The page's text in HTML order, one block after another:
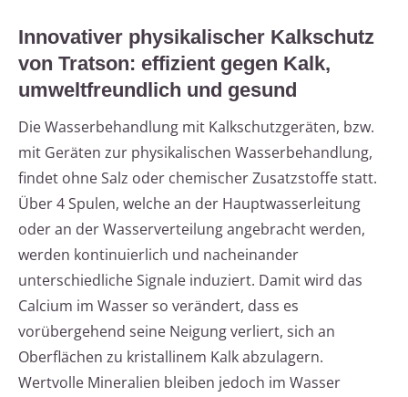
Innovativer physikalischer Kalkschutz
von Tratson: effizient gegen Kalk,
umweltfreundlich und gesund
Die Wasserbehandlung mit Kalkschutzgeräten, bzw.
mit Geräten zur physikalischen Wasserbehandlung,
findet ohne Salz oder chemischer Zusatzstoffe statt.
Über 4 Spulen, welche an der Hauptwasserleitung
oder an der Wasserverteilung angebracht werden,
werden kontinuierlich und nacheinander
unterschiedliche Signale induziert. Damit wird das
Calcium im Wasser so verändert, dass es
vorübergehend seine Neigung verliert, sich an
Oberflächen zu kristallinem Kalk abzulagern.
Wertvolle Mineralien bleiben jedoch im Wasser